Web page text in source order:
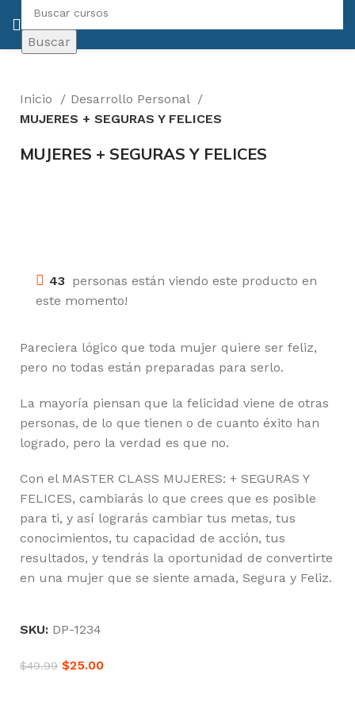
Buscar
Inicio
Desarrollo Personal
MUJERES + SEGURAS Y FELICES
MUJERES + SEGURAS Y FELICES
43 personas están viendo este producto en
este momento!
Pareciera lógico que toda mujer quiere ser feliz,
pero no todas están preparadas para serlo.
La mayoría piensan que la felicidad viene de otras
personas, de lo que tienen o de cuanto éxito han
logrado, pero la verdad es que no.
Con el MASTER CLASS MUJERES: + SEGURAS Y
FELICES, cambiarás lo que crees que es posible
para ti, y así lograrás cambiar tus metas, tus
conocimientos, tu capacidad de acción, tus
resultados, y tendrás la oportunidad de convertirte
en una mujer que se siente amada, Segura y Feliz.
SKU: DP-1234
$49.99 $25.00